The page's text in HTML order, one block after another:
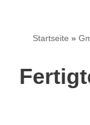
Startseite »